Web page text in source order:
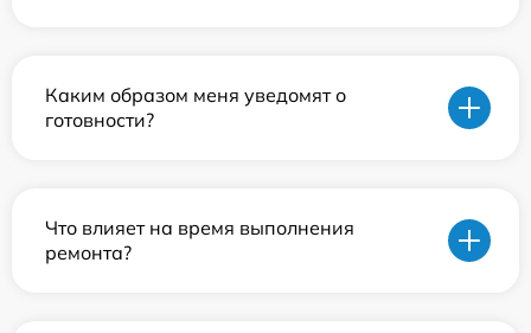
Каким образом меня уведомят о
готовности?
Что влияет на время выполнения
ремонта?